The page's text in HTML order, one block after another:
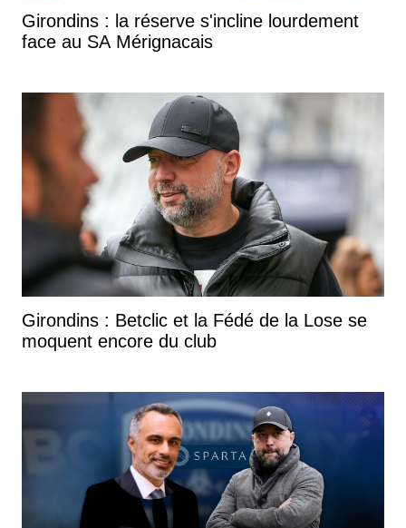
Girondins : la réserve s'incline lourdement
face au SA Mérignacais
Girondins : Betclic et la Fédé de la Lose se
moquent encore du club